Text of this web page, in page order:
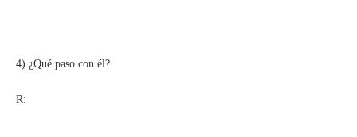
4) ¿Qué paso con él?
R: